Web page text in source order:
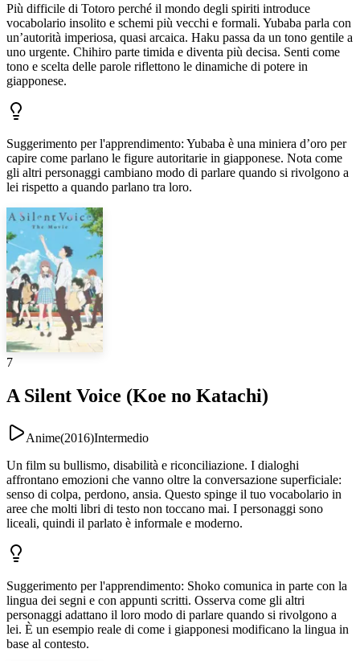
Più difficile di Totoro perché il mondo degli spiriti introduce
vocabolario insolito e schemi più vecchi e formali. Yubaba parla con
un’autorità imperiosa, quasi arcaica. Haku passa da un tono gentile a
uno urgente. Chihiro parte timida e diventa più decisa. Senti come
tono e scelta delle parole riflettono le dinamiche di potere in
giapponese.
Suggerimento per l'apprendimento: Yubaba è una miniera d’oro per
capire come parlano le figure autoritarie in giapponese. Nota come
gli altri personaggi cambiano modo di parlare quando si rivolgono a
lei rispetto a quando parlano tra loro.
7
A Silent Voice (Koe no Katachi)
Anime(2016)Intermedio
Un film su bullismo, disabilità e riconciliazione. I dialoghi
affrontano emozioni che vanno oltre la conversazione superficiale:
senso di colpa, perdono, ansia. Questo spinge il tuo vocabolario in
aree che molti libri di testo non toccano mai. I personaggi sono
liceali, quindi il parlato è informale e moderno.
Suggerimento per l'apprendimento: Shoko comunica in parte con la
lingua dei segni e con appunti scritti. Osserva come gli altri
personaggi adattano il loro modo di parlare quando si rivolgono a
lei. È un esempio reale di come i giapponesi modificano la lingua in
base al contesto.